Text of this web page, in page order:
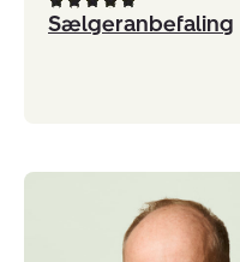
Sælgeranbefaling